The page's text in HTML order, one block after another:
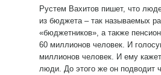
на этапе агитационной
голосов — нет никакой
волеизъявление граждан». При
с единственным охранником
актуальность этого
Рустем Вахитов пишет, что
из бюджета – так называемых
«бюджетников», а также
60 миллионов человек. И
миллионов человек. И ему
люди. До этого же он подводит